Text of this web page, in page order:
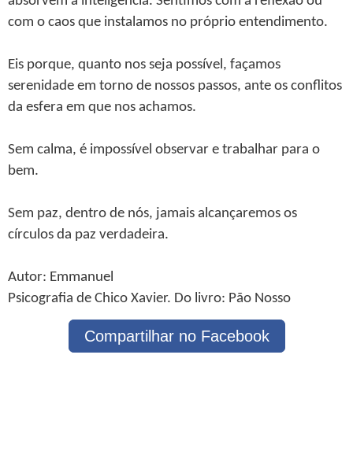
com o caos que instalamos no próprio entendimento.
Eis porque, quanto nos seja possível, façamos
serenidade em torno de nossos passos, ante os conflitos
da esfera em que nos achamos.
Sem calma, é impossível observar e trabalhar para o
bem.
Sem paz, dentro de nós, jamais alcançaremos os
círculos da paz verdadeira.
Autor: Emmanuel
Psicografia de Chico Xavier. Do livro: Pão Nosso
Compartilhar no Facebook